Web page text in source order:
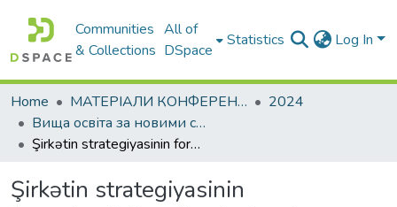
Communities
& Collections
All of
DSpace
Statistics Log In
Home МАТЕРІАЛИ КОНФЕРЕНЦІЙ
2024
Вища освіта за новими стандартами: виклики у контексті діджиталізації та інтеграції в міжнародний освітній простір
Şirkətin strategiyasinin formalaşdirilmasina təsir edən amillər
Şirkətin strategiyasinin